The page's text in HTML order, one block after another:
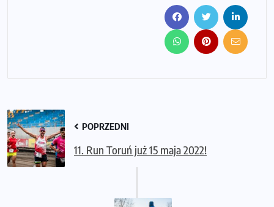
POPRZEDNI
11. Run Toruń już 15 maja 2022!